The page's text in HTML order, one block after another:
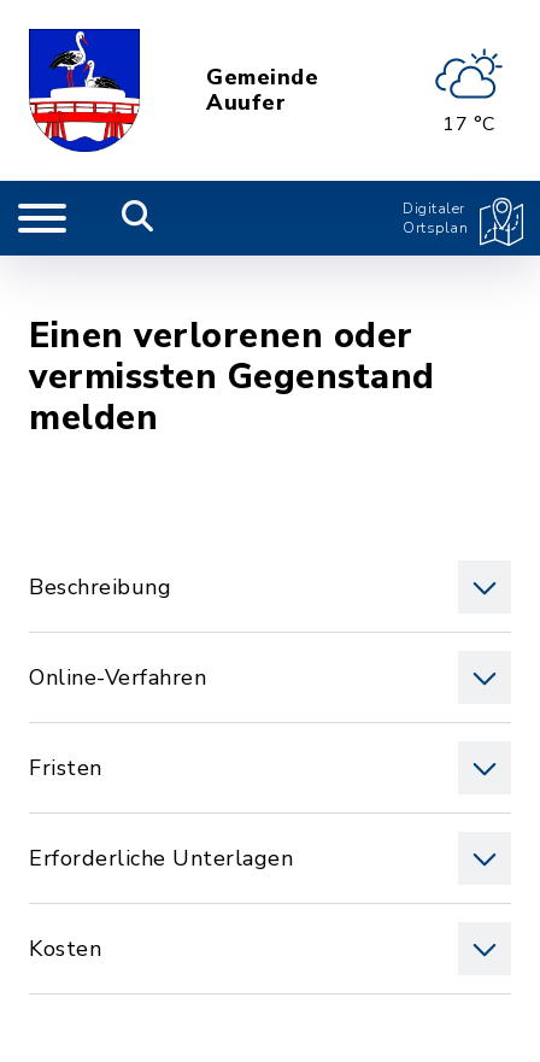
Gemeinde
Auufer
17 °C
Digitaler
Ortsplan
Einen verlorenen oder
vermissten Gegenstand
melden
Beschreibung
Online-Verfahren
Fristen
Erforderliche Unterlagen
Kosten